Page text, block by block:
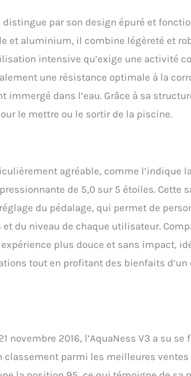
distingue par son design épuré et
et aluminium, il combine légèreté et
intensive qu’exige une activité
une résistance optimale à la
dans l’eau. Grâce à sa
le mettre ou le sortir de la piscine.
agréable, comme l’indique
de 5,0 sur 5 étoiles. Cette
du pédalage, qui permet de
du niveau de chaque utilisateur.
plus douce et sans impact,
tout en profitant des bienfaits d’un
novembre 2016, l’AquaNess V3 a su se
classement parmi les meilleures